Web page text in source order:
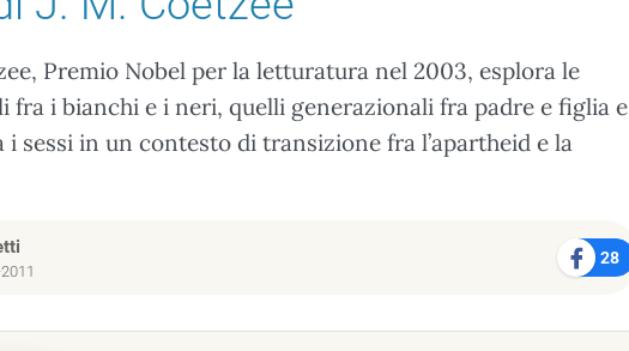
Premio Nobel per la letturatura nel 2003, esplora le
i bianchi e i neri, quelli generazionali fra padre e figlia e
sessi in un contesto di transizione fra l’apartheid e la
28